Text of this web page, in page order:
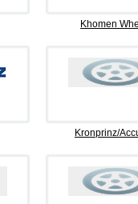
Khomen
Kronprinz/